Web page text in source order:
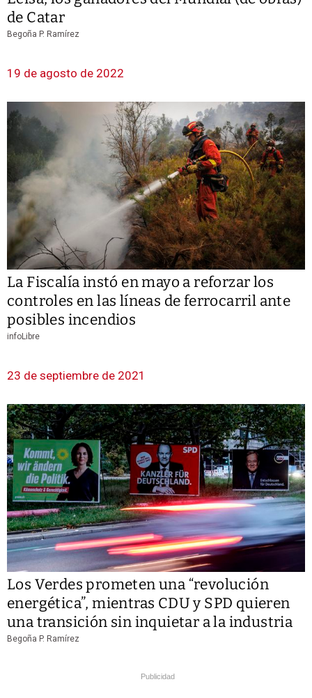
de Catar
Begoña P. Ramírez
19 de agosto de 2022
La Fiscalía instó en mayo a reforzar los
controles en las líneas de ferrocarril ante
posibles incendios
infoLibre
23 de septiembre de 2021
Los Verdes prometen una “revolución
energética”, mientras CDU y SPD quieren
una transición sin inquietar a la industria
Begoña P. Ramírez
Publicidad